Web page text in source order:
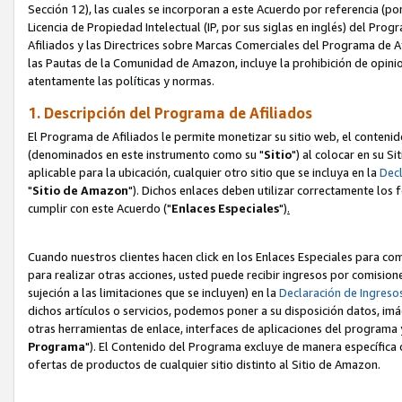
Sección 12), las cuales se incorporan a este Acuerdo por referencia
Licencia de Propiedad Intelectual (IP, por sus siglas en inglés) del
Afiliados y las Directrices sobre Marcas Comerciales del Programa
las Pautas de la Comunidad de Amazon, incluye la prohibición de
atentamente las políticas y normas.
1. Descripción del Programa de Afiliados
El Programa de Afiliados le permite monetizar su sitio web, el
(denominados en este instrumento como su "Sitio") al colocar en su
aplicable para la ubicación, cualquier otro sitio que se incluya en la
"Sitio de Amazon"). Dichos enlaces deben utilizar correctamente los
cumplir con este Acuerdo ("Enlaces Especiales").
Cuando nuestros clientes hacen click en los Enlaces Especiales para
para realizar otras acciones, usted puede recibir ingresos por
sujeción a las limitaciones que se incluyen) en la Declaración de
dichos artículos o servicios, podemos poner a su disposición datos,
otras herramientas de enlace, interfaces de aplicaciones del
Programa"). El Contenido del Programa excluye de manera
ofertas de productos de cualquier sitio distinto al Sitio de Amazon.